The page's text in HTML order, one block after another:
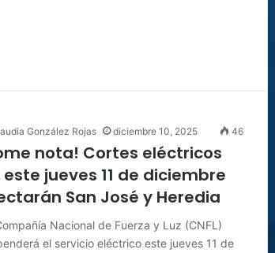
González Rojas diciembre 10, 2025 46
nota! Cortes eléctricos
jueves 11 de diciembre
San José y Heredia
Nacional de Fuerza y Luz (CNFL)
el servicio eléctrico este jueves 11 de